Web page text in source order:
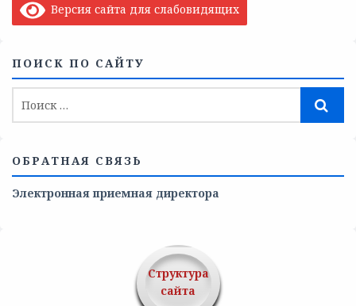
Версия сайта для слабовидящих
ПОИСК ПО САЙТУ
ОБРАТНАЯ СВЯЗЬ
Электронная приемная директора
Структура
сайта